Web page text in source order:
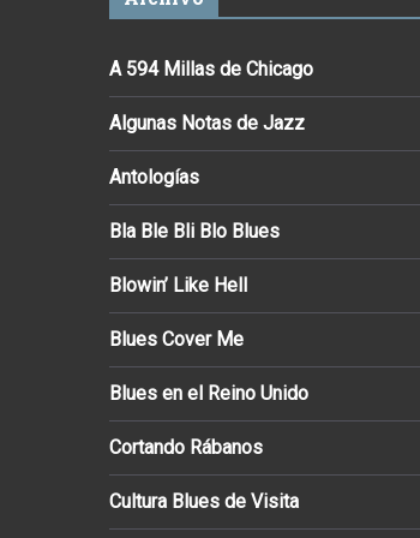
A 594 Millas de Chicago
Algunas Notas de Jazz
Antologías
Bla Ble Bli Blo Blues
Blowin’ Like Hell
Blues Cover Me
Blues en el Reino Unido
Cortando Rábanos
Cultura Blues de Visita